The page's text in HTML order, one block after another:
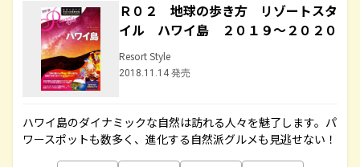
Ｒ０２ 地球の歩き方 リゾートスタ
イル ハワイ島 ２０１９～２０２０
Resort Style
2018.11.14 発売
ハワイ島のダイナミックな自然は訪れる人々を魅了します。パ
ワースポットも数多く、進化する自然派グルメも見逃せない！